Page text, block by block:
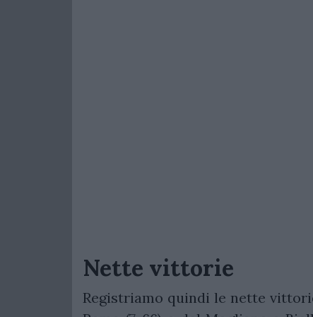
Nette vittorie
Registriamo quindi le nette